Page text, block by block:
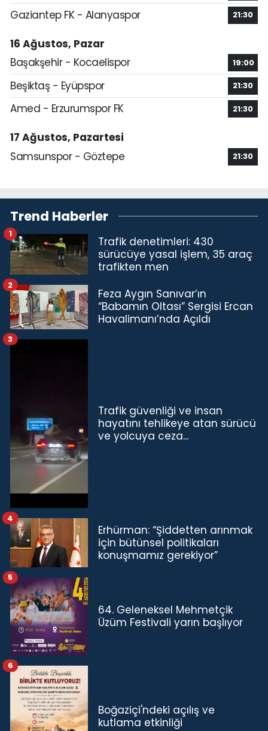
Gaziantep FK - Alanyaspor 21:30
16 Ağustos, Pazar
Başakşehir - Kocaelispor
19:00
Beşiktaş - Eyüpspor 21:30
Amed - Erzurumspor FK 21:30
17 Ağustos, Pazartesi
Samsunspor - Göztepe
21:30
Trend Haberler
Trafik denetimleri: 430
sürücüye yasal işlem, 35 araç
trafikten men
1
Feza Aygın Sanıvar’ın
“Babamın Oltası” Sergisi Ercan
Havalimanı’nda Açıldı
2
Trafik güvenliği ve insan
hayatını tehlikeye atan sürücü
ve yolcuya ceza...
3
Erhürman: “Şiddetten arınmak
için bütünsel politikaları
konuşmamız gerekiyor”
4
64. Geleneksel Mehmetçik
Üzüm Festivali yarın başlıyor
5
Boğaziçi'ndeki açılış ve
kutlama etkinliği
6